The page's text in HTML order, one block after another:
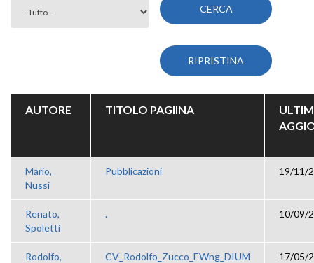
AUTORE TITOLO PAGIINA
Mario,
Nussi
Pubblicazioni 19/11/
Renato,
Spoletti
. 10/09/
Rodolfo,
CV_Rodolfo_Zucco_EWng_DIUM 17/05/